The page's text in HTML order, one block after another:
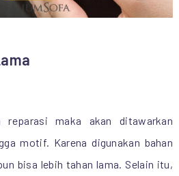
reparasi maka akan ditawarkan
motif. Karena digunakan bahan
bisa lebih tahan lama. Selain itu,